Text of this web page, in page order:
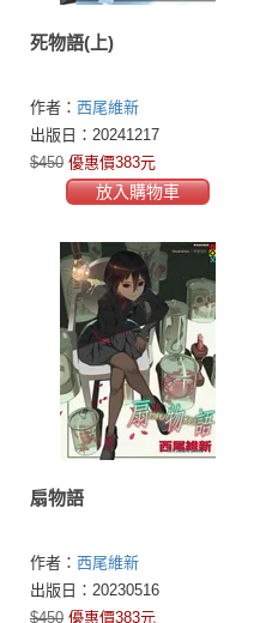
死物語(上)
作者： 西尾維新
出版日：20241217
$450 優惠價383元
放入購物車
扇物語
作者： 西尾維新
出版日：20230516
$450 優惠價383元